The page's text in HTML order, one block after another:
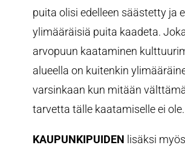
puita olisi edelleen säästetty ja
ylimääräisiä puita kaadeta.
arvopuun kaataminen
alueella on kuitenkin
varsinkaan kun mitään
tarvetta tälle kaatamiselle ei ole.
KAUPUNKIPUIDEN lisäksi